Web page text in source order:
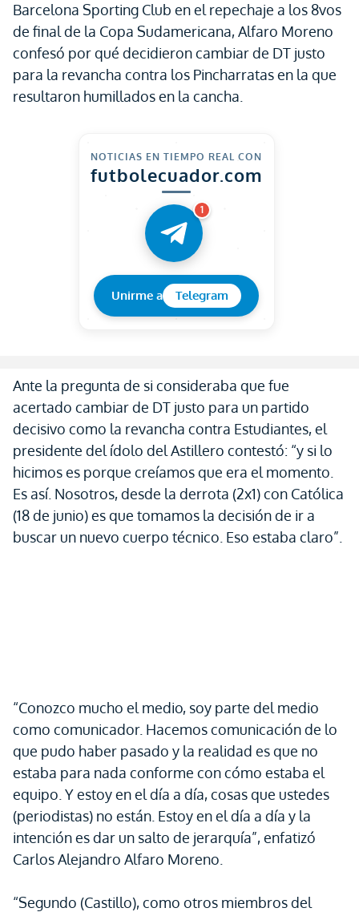
Barcelona Sporting Club en el repechaje a los 8vos
de final de la Copa Sudamericana, Alfaro Moreno
confesó por qué decidieron cambiar de DT justo
para la revancha contra los Pincharratas en la que
resultaron humillados en la cancha.
NOTICIAS EN TIEMPO REAL CON
futbolecuador.com
1
Unirme a Telegram
Ante la pregunta de si consideraba que fue
acertado cambiar de DT justo para un partido
decisivo como la revancha contra Estudiantes, el
presidente del ídolo del Astillero contestó: “y si lo
hicimos es porque creíamos que era el momento.
Es así. Nosotros, desde la derrota (2x1) con Católica
(18 de junio) es que tomamos la decisión de ir a
buscar un nuevo cuerpo técnico. Eso estaba claro”.
“Conozco mucho el medio, soy parte del medio
como comunicador. Hacemos comunicación de lo
que pudo haber pasado y la realidad es que no
estaba para nada conforme con cómo estaba el
equipo. Y estoy en el día a día, cosas que ustedes
(periodistas) no están. Estoy en el día a día y la
intención es dar un salto de jerarquía”, enfatizó
Carlos Alejandro Alfaro Moreno.
“Segundo (Castillo), como otros miembros del